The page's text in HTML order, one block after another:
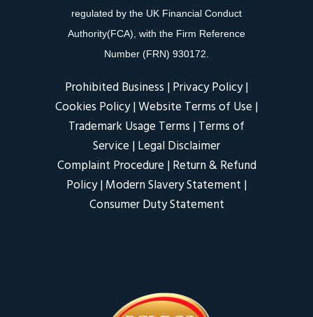
regulated by the UK Financial Conduct
Authority(FCA), with the Firm Reference
Number (FRN) 930172.
Prohibited Business |Privacy Policy|
Cookies Policy|Website Terms of Use |
Trademark Usage Terms |Terms of
Service |Legal Disclaimer
Complaint Procedure |Return & Refund
Policy|Modern Slavery Statement |
Consumer Duty Statement